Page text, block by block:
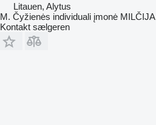
Litauen, Alytus
M. Čyžienės individuali įmonė MILČIJA
Kontakt sælgeren